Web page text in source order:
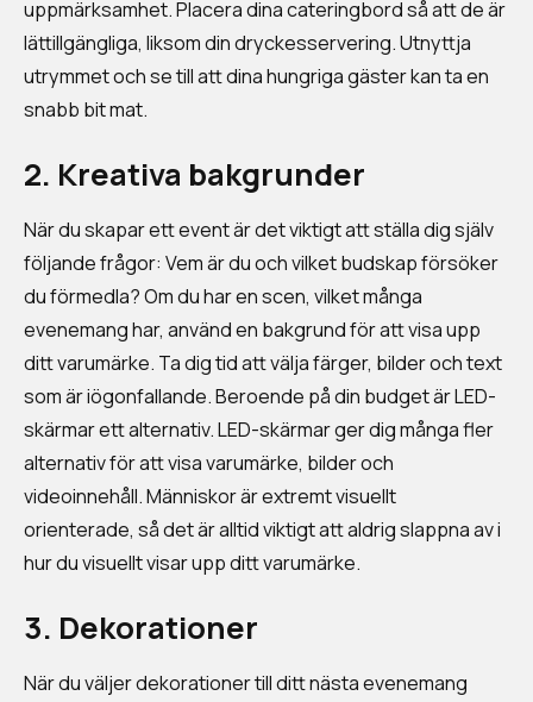
uppmärksamhet. Placera dina cateringbord så att de är
lättillgängliga, liksom din dryckesservering. Utnyttja
utrymmet och se till att dina hungriga gäster kan ta en
snabb bit mat.
2. Kreativa bakgrunder
När du skapar ett event är det viktigt att ställa dig själv
följande frågor: Vem är du och vilket budskap försöker
du förmedla? Om du har en scen, vilket många
evenemang har, använd en bakgrund för att visa upp
ditt varumärke. Ta dig tid att välja färger, bilder och text
som är iögonfallande. Beroende på din budget är LED-
skärmar ett alternativ. LED-skärmar ger dig många fler
alternativ för att visa varumärke, bilder och
videoinnehåll. Människor är extremt visuellt
orienterade, så det är alltid viktigt att aldrig slappna av i
hur du visuellt visar upp ditt varumärke.
3. Dekorationer
När du väljer dekorationer till ditt nästa evenemang